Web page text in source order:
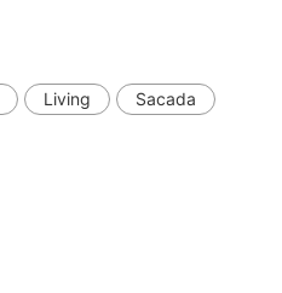
Living Sacada